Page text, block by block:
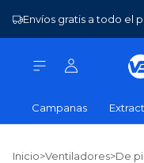
Envíos gratis a todo el
Campanas
Inicio>Ventiladores>De